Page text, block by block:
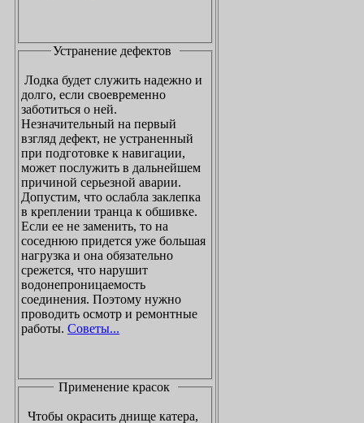
Устранение дефектов
Лодка будет служить надежно и
долго, если своевременно
заботиться о ней.
Незначительный на первый
взгляд дефект, не устраненный
при подготовке к навигации,
может послужить в дальнейшем
причиной серьезной аварии.
Допустим, что ослабла заклепка
в креплении транца к обшивке.
Если ее не заменить, то на
соседнюю придется уже большая
нагрузка и она обязательно
срежется, что нарушит
водонепроницаемость
соединения. Поэтому нужно
проводить осмотр и ремонтные
работы. Советы...
Применение красок